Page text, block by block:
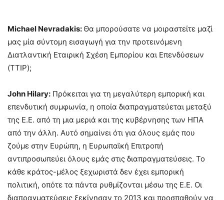
Michael Nevradakis: Θα μπορούσατε να μοιραστείτε μαζί
μας μία σύντομη εισαγωγή για την προτεινόμενη
Διατλαντική Εταιρική Σχέση Εμπορίου και Επενδύσεων
(TTIP);
John Hilary: Πρόκειται για τη μεγαλύτερη εμπορική και
επενδυτική συμφωνία, η οποία διαπραγματεύεται μεταξύ
της Ε.Ε. από τη μια μεριά και της κυβέρνησης των ΗΠΑ
από την άλλη. Αυτό σημαίνει ότι για όλους εμάς που
ζούμε στην Ευρώπη, η Ευρωπαϊκή Επιτροπή
αντιπροσωπεύει όλους εμάς στις διαπραγματεύσεις. Το
κάθε κράτος-μέλος ξεχωριστά δεν έχει εμπορική
πολιτική, οπότε τα πάντα ρυθμίζονται μέσω της Ε.Ε. Οι
διαπραγματεύσεις ξεκίνησαν το 2013 και προσπαθούν να